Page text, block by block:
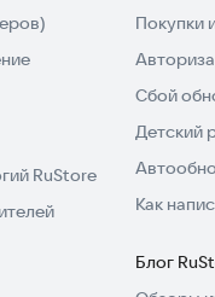
RuStore
Покупки
Сбой
Детский
Как
Блог